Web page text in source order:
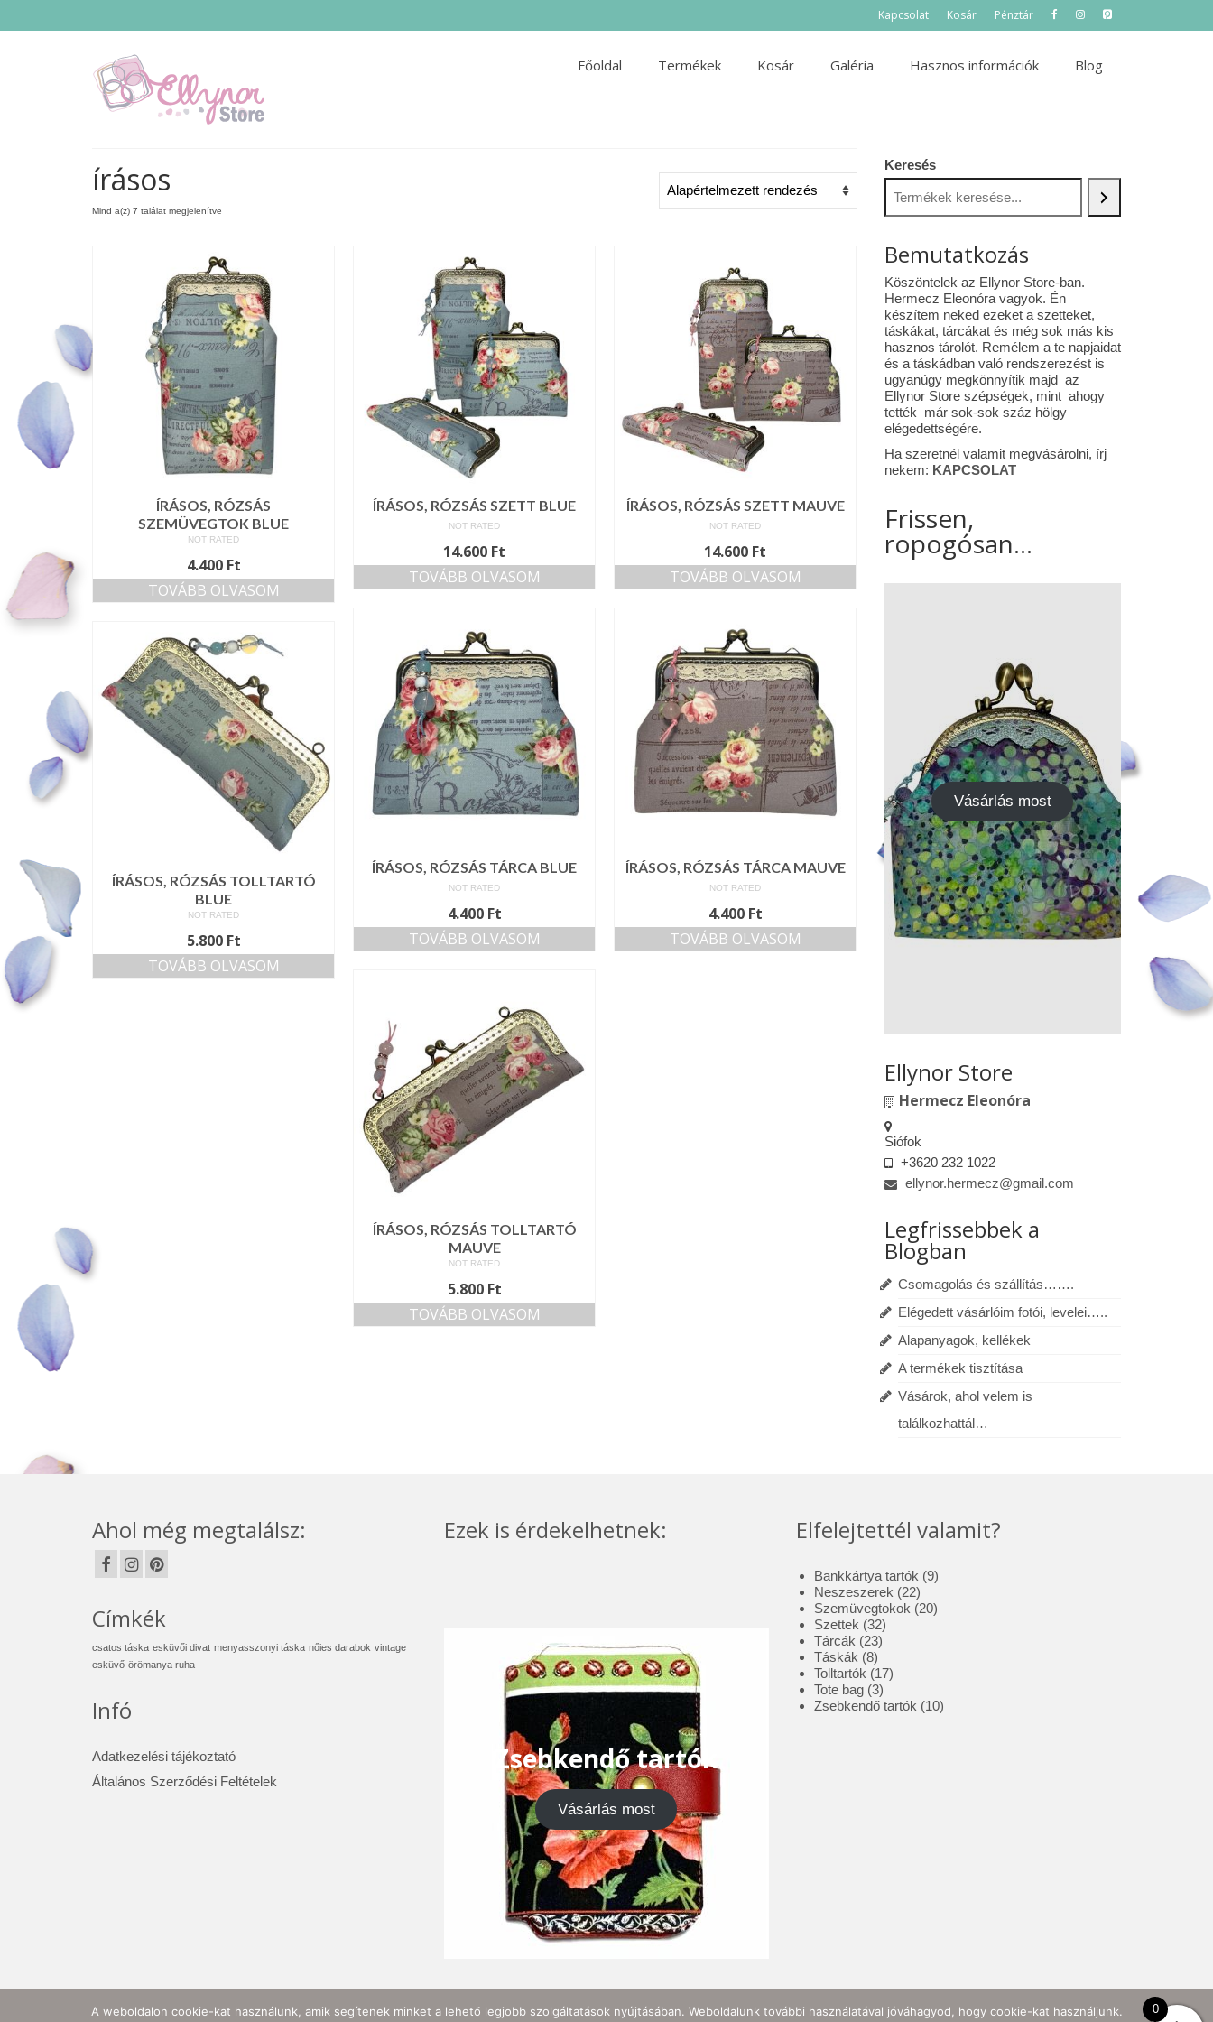
Kapcsolat Kosár Pénztár
Főoldal Termékek Kosár Galéria Hasznos információk Blog
írásos
Mind a(z) 7 találat megjelenítve
ÍRÁSOS, RÓZSÁS
SZEMÜVEGTOK BLUE
NOT RATED
4.400 Ft
TOVÁBB OLVASOM
ÍRÁSOS, RÓZSÁS SZETT BLUE
NOT RATED
14.600 Ft
TOVÁBB OLVASOM
ÍRÁSOS, RÓZSÁS SZETT MAUVE
NOT RATED
14.600 Ft
TOVÁBB OLVASOM
ÍRÁSOS, RÓZSÁS TÁRCA BLUE
NOT RATED
4.400 Ft
TOVÁBB OLVASOM
ÍRÁSOS, RÓZSÁS TÁRCA MAUVE
NOT RATED
4.400 Ft
TOVÁBB OLVASOM
ÍRÁSOS, RÓZSÁS TOLLTARTÓ
BLUE
NOT RATED
5.800 Ft
TOVÁBB OLVASOM
ÍRÁSOS, RÓZSÁS TOLLTARTÓ
MAUVE
NOT RATED
5.800 Ft
TOVÁBB OLVASOM
Keresés
Bemutatkozás
Köszöntelek az Ellynor Store-ban.
Hermecz Eleonóra vagyok. Én
készítem neked ezeket a szetteket,
táskákat, tárcákat és még sok más kis
hasznos tárolót. Remélem a te napjaidat
és a táskádban való rendszerezést is
ugyanúgy megkönnyítik majd az
Ellynor Store szépségek, mint ahogy
tették már sok-sok száz hölgy
elégedettségére.
Ha szeretnél valamit megvásárolni, írj
nekem: KAPCSOLAT
Frissen,
ropogósan...
Vásárlás most
Ellynor Store
Hermecz Eleonóra
Siófok
+3620 232 1022
ellynor.hermecz@gmail.com
Legfrissebbek a
Blogban
Csomagolás és szállítás…….
Elégedett vásárlóim fotói, levelei…..
Alapanyagok, kellékek
A termékek tisztítása
Vásárok, ahol velem is
találkozhattál…
Ahol még megtalálsz:
Címkék
csatos táska esküvői divat menyasszonyi táska nőies darabok vintage
esküvő örömanya ruha
Infó
Adatkezelési tájékoztató
Általános Szerződési Feltételek
Ezek is érdekelhetnek:
Zsebkendő tartók
Vásárlás most
Elfelejtettél valamit?
Bankkártya tartók 99
Neszeszerek 2222
termék
Szemüvegtokok 2020
Szettek 3232
termék
Tárcák 2323
termék
Táskák 88
termék
Tolltartók 1717
Tote bag 33
termék
Zsebkendő tartók 1010
0
A weboldalon cookie-kat használunk, amik segítenek minket a lehető legjobb szolgáltatások nyújtásában. Weboldalunk további használatával jóváhagyod, hogy cookie-kat használjunk.